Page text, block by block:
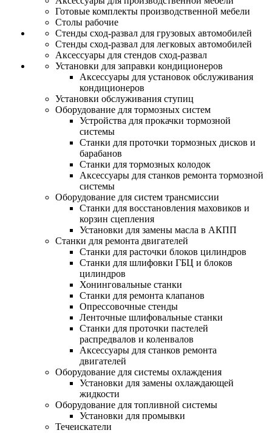
Готовые комплекты производственной мебели
Столы рабочие
Стенды сход-развал для грузовых автомобилей
Стенды сход-развал для легковых автомобилей
Аксессуары для стендов сход-развал
Установки для заправки кондиционеров
Аксессуары для установок обслуживания
кондиционеров
Установки обслуживания ступиц
Оборудование для тормозных систем
Устройства для прокачки тормозной
системы
Станки для проточки тормозных дисков и
барабанов
Станки для тормозных колодок
Аксессуары для станков ремонта тормозной
системы
Оборудование для систем трансмиссии
Станки для восстановления маховиков и
корзин сцепления
Установки для замены масла в АКПП
Станки для ремонта двигателей
Станки для расточки блоков цилиндров
Станки для шлифовки ГБЦ и блоков
цилиндров
Хонинговальные станки
Станки для ремонта клапанов
Опрессовочные стенды
Ленточные шлифовальные станки
Станки для проточки пастелей
распредвалов и коленвалов
Аксессуары для станков ремонта
двигателей
Оборудование для системы охлаждения
Установки для замены охлаждающей
жидкости
Оборудование для топливной системы
Установки для промывки
Течеискатели